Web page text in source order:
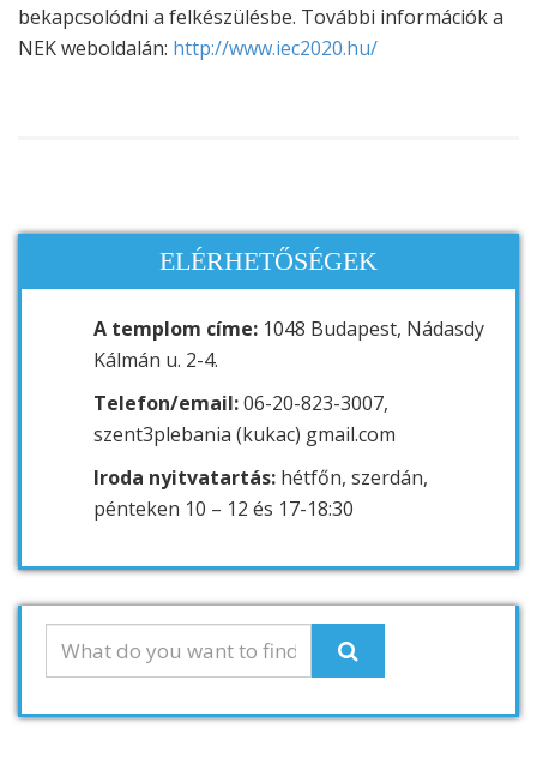
bekapcsolódni a felkészülésbe. További információk a
NEK weboldalán: http://www.iec2020.hu/
ELÉRHETŐSÉGEK
A templom címe: 1048 Budapest, Nádasdy
Kálmán u. 2-4.
Telefon/email:06-20-823-3007,
szent3plebania (kukac) gmail.com
Iroda nyitvatartás: hétfőn, szerdán,
pénteken 10 – 12 és 17-18:30